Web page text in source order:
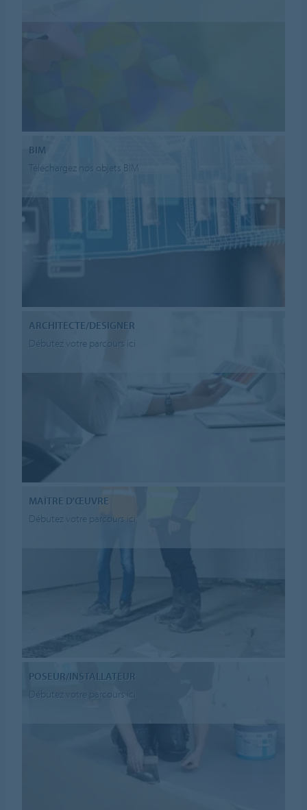
BIM
Téléchargez nos objets BIM
ARCHITECTE/DESIGNER
Débutez votre parcours ici
MAÎTRE D'ŒUVRE
Débutez votre parcours ici
POSEUR/INSTALLATEUR
Débutez votre parcours ici